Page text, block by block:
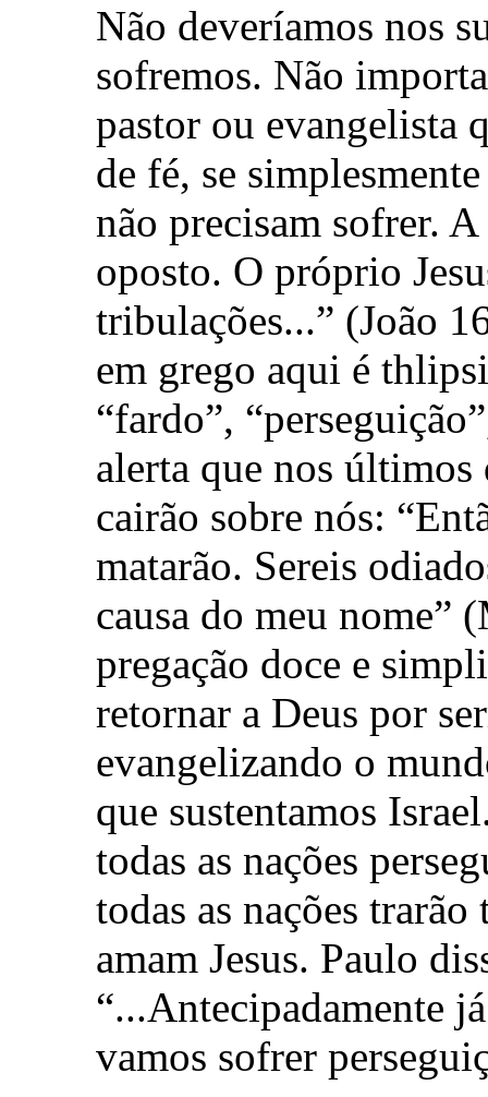
Não deveríamos nos
sofremos. Não
pastor ou evangelista
de fé, se
não precisam sofrer.
oposto. O próprio
tribulações...” (João
em grego aqui é
“fardo”,
alerta que nos
cairão sobre nós:
matarão. Sereis
causa do meu nome”
pregação doce e
retornar a Deus por
evangelizando o
que sustentamos
todas as nações
todas as nações
amam Jesus. Paulo
“...Antecipadamente
vamos sofrer